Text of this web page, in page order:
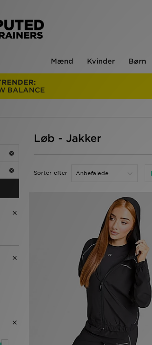
Mænd Kvinder Børn
BALANCE
Løb - Jakker
Sorter efter